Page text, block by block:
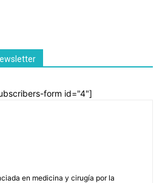
form id="4"]
en medicina y cirugía por la